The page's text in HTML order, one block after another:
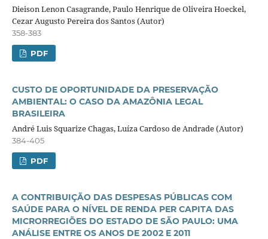
Dieison Lenon Casagrande, Paulo Henrique de Oliveira Hoeckel,
Cezar Augusto Pereira dos Santos (Autor)
358-383
PDF
CUSTO DE OPORTUNIDADE DA PRESERVAÇÃO
AMBIENTAL: O CASO DA AMAZÔNIA LEGAL
BRASILEIRA
André Luis Squarize Chagas, Luíza Cardoso de Andrade (Autor)
384-405
PDF
A CONTRIBUIÇÃO DAS DESPESAS PÚBLICAS COM
SAÚDE PARA O NÍVEL DE RENDA PER CAPITA DAS
MICRORREGIÕES DO ESTADO DE SÃO PAULO: UMA
ANÁLISE ENTRE OS ANOS DE 2002 E 2011